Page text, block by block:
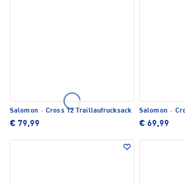
Salomon · Cross 12 Traillaufrucksack
€ 79,99
Salomon ·
€ 69,99